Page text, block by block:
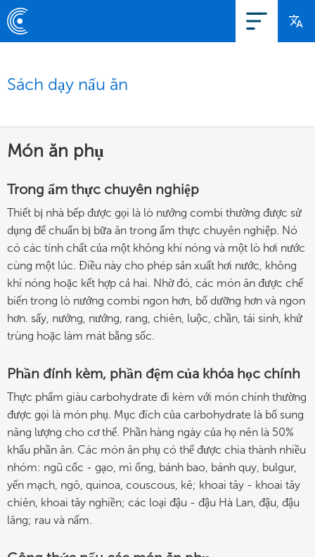
Sách dạy nấu ăn
Món ăn phụ
Trong ẩm thực chuyên nghiệp
Thiết bị nhà bếp được gọi là lò nướng combi thường được sử
dụng để chuẩn bị bữa ăn trong ẩm thực chuyên nghiệp. Nó
có các tính chất của một không khí nóng và một lò hơi nước
cùng một lúc. Điều này cho phép sản xuất hơi nước, không
khí nóng hoặc kết hợp cả hai. Nhờ đó, các món ăn được chế
biến trong lò nướng combi ngon hơn, bổ dưỡng hơn và ngon
hơn. sấy, nướng, nướng, rang, chiên, luộc, chần, tái sinh, khử
trùng hoặc làm mát bằng sốc.
Phần đính kèm, phần đệm của khóa học chính
Thực phẩm giàu carbohydrate đi kèm với món chính thường
được gọi là món phụ. Mục đích của carbohydrate là bổ sung
năng lượng cho cơ thể. Phần hàng ngày của họ nên là 50%
khẩu phần ăn. Các món ăn phụ có thể được chia thành nhiều
nhóm: ngũ cốc - gạo, mì ống, bánh bao, bánh quy, bulgur,
yến mạch, ngô, quinoa, couscous, kê; khoai tây - khoai tây
chiên, khoai tây nghiền; các loại đậu - đậu Hà Lan, đậu, đậu
lăng; rau và nấm.